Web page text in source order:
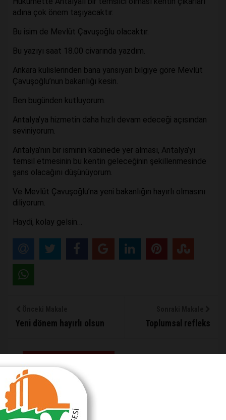
adına çok önem taşıyacaktır.
Bu isim de Mevlüt Çavuşoğlu olacaktır.
Bu yazıyı saat 18.00 civarında yazdım.
Ankara kulislerinden bana yansıyan bilgiye göre Mevlüt
Çavuşoğlu’nun bakanlığı kesin.
Ben bugünden kutluyorum.
Antalya’ya hizmetin daha hızlı devam edeceği açısından
seviniyorum.
Antalya’nın bir isminin kabinede yer alması, Antalya’yı
temsil etmesinin bu kentin geleceğinin şekillenmesinde
şans olacağını düşünüyorum.
Ve Mevlüt Çavuşoğlu’na yeni bakanlığın hayırlı olmasını
diliyorum.
Haydi, kolay gelsin…
Yeni dönem hayırlı olsun Toplumsal refleks
Sizde Yorum Ekleyin
İsim Soyad